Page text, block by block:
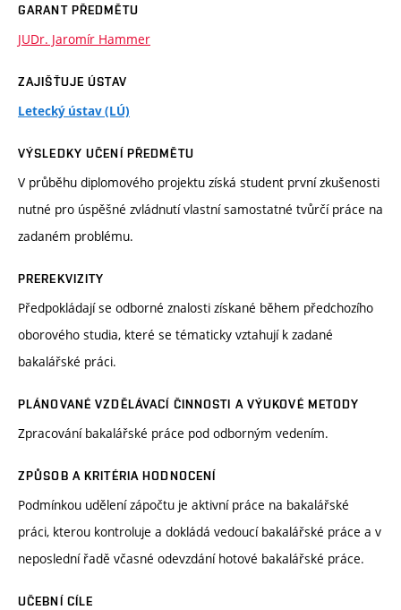
GARANT PŘEDMĚTU
JUDr. Jaromír Hammer
ZAJIŠŤUJE ÚSTAV
Letecký ústav (LÚ)
VÝSLEDKY UČENÍ PŘEDMĚTU
V průběhu diplomového projektu získá student první zkušenosti
nutné pro úspěšné zvládnutí vlastní samostatné tvůrčí práce na
zadaném problému.
PREREKVIZITY
Předpokládají se odborné znalosti získané během předchozího
oborového studia, které se tématicky vztahují k zadané
bakalářské práci.
PLÁNOVANÉ VZDĚLÁVACÍ ČINNOSTI A VÝUKOVÉ METODY
Zpracování bakalářské práce pod odborným vedením.
ZPŮSOB A KRITÉRIA HODNOCENÍ
Podmínkou udělení zápočtu je aktivní práce na bakalářské
práci, kterou kontroluje a dokládá vedoucí bakalářské práce a v
neposlední řadě včasné odevzdání hotové bakalářské práce.
UČEBNÍ CÍLE